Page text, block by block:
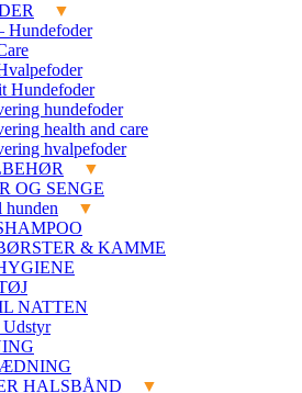
Hundefoder
Hundefoder
hundefoder
health and care
hvalpefoder
OG SENGE
hunden
& KAMME
NATTEN
HALSBÅND